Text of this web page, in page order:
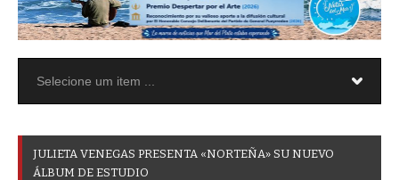
JULIETA VENEGAS PRESENTA «NORTEÑA» SU NUEVO
ÁLBUM DE ESTUDIO